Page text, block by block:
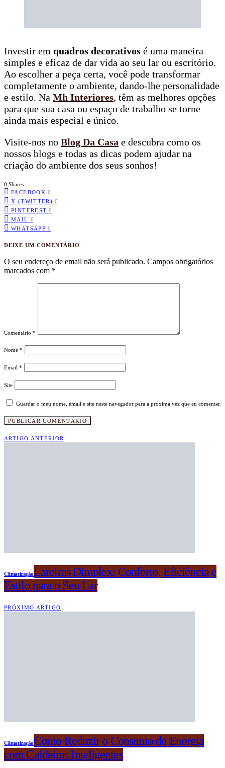
Investir em quadros decorativos é uma maneira
simples e eficaz de dar vida ao seu lar ou escritório.
Ao escolher a peça certa, você pode transformar
completamente o ambiente, dando-lhe personalidade
e estilo. Na Mh Interiores, têm as melhores opções
para que sua casa ou espaço de trabalho se torne
ainda mais especial e único.
Visite-nos no Blog Da Casa e descubra como os
nossos blogs e todas as dicas podem ajudar na
criação do ambiente dos seus sonhos!
0 Shares
FACEBOOK 0
X (TWITTER) 0
PINTEREST 0
MAIL 0
WHATSAPP 0
DEIXE UM COMENTÁRIO
O seu endereço de email não será publicado. Campos obrigatórios
marcados com *
Comentário *
Nome *
Email *
Site
Guardar o meu nome, email e site neste navegador para a próxima vez que eu comentar.
ARTIGO ANTERIOR
ClimatizaçãoLareiras Dimplex: Conforto, Eficiência e
Estilo para o Seu Lar
PRÓXIMO ARTIGO
ClimatizaçãoComo Reduzir o Consumo de Energia
com Caldeiras Inteligentes